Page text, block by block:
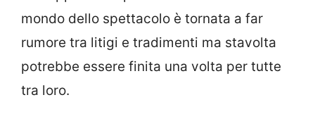
mondo dello spettacolo è tornata a far
rumore tra litigi e tradimenti ma stavolta
potrebbe essere finita una volta per tutte
tra loro.